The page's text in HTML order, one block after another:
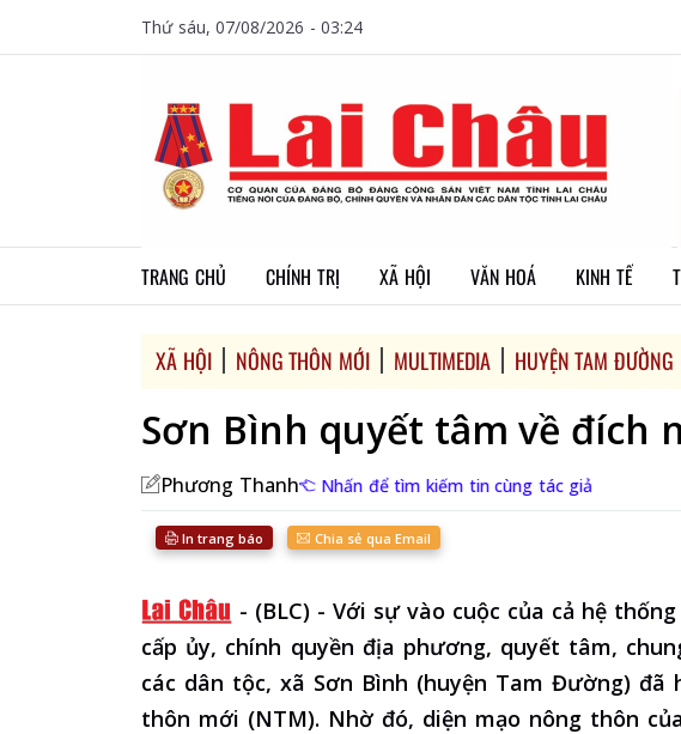
Thứ sáu, 07/08/2026 - 03:24
TRANG CHỦ CHÍNH TRỊ XÃ HỘI VĂN HOÁ KINH TẾ
XÃ HỘI NÔNG THÔN MỚI MULTIMEDIA HUYỆN TAM ĐƯỜNG
Sơn Bình quyết tâm về đích
Phương Thanh Nhấn để tìm kiếm tin cùng tác giả
In trang báo Chia sẻ qua Email
- (BLC) - Với sự vào cuộc của cả hệ
cấp ủy, chính quyền địa phương, quyết tâm,
các dân tộc, xã Sơn Bình (huyện Tam Đường)
thôn mới (NTM). Nhờ đó, diện mạo nông thôn